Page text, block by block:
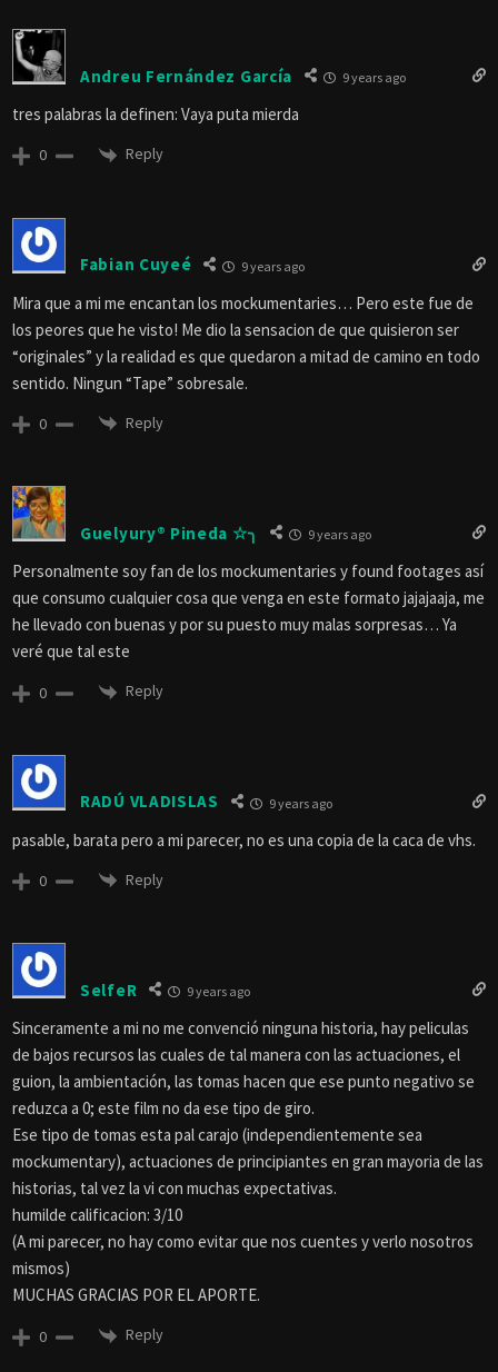
Andreu Fernández García 9 years ago
tres palabras la definen: Vaya puta mierda
0 Reply
Fabian Cuyeé 9 years ago
Mira que a mi me encantan los mockumentaries… Pero este fue de
los peores que he visto! Me dio la sensacion de que quisieron ser
“originales” y la realidad es que quedaron a mitad de camino en todo
sentido. Ningun “Tape” sobresale.
0 Reply
Guelyury® Pineda ☆╮ 9 years ago
Personalmente soy fan de los mockumentaries y found footages así
que consumo cualquier cosa que venga en este formato jajajaaja, me
he llevado con buenas y por su puesto muy malas sorpresas… Ya
veré que tal este
0 Reply
RADÚ VLADISLAS 9 years ago
pasable, barata pero a mi parecer, no es una copia de la caca de vhs.
0 Reply
SelfeR 9 years ago
Sinceramente a mi no me convenció ninguna historia, hay peliculas
de bajos recursos las cuales de tal manera con las actuaciones, el
guion, la ambientación, las tomas hacen que ese punto negativo se
reduzca a 0; este film no da ese tipo de giro.
Ese tipo de tomas esta pal carajo (independientemente sea
mockumentary), actuaciones de principiantes en gran mayoria de las
historias, tal vez la vi con muchas expectativas.
humilde calificacion: 3/10
(A mi parecer, no hay como evitar que nos cuentes y verlo nosotros
mismos)
MUCHAS GRACIAS POR EL APORTE.
0 Reply